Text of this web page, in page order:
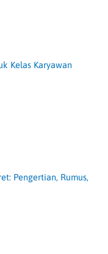
Kelas Karyawan
Pengertian, Rumus,